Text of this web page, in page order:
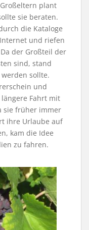
plant
sie beraten.
die Kataloge
und riefen
der Großteil der
sind, stand
sollte.
und
Fahrt mit
sie früher immer
ihre Urlaube auf
kam die Idee
zu fahren.